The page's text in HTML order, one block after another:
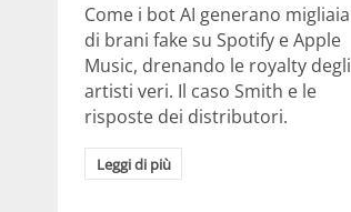
Come i bot AI generano migliaia
di brani fake su Spotify e Apple
Music, drenando le royalty degli
artisti veri. Il caso Smith e le
risposte dei distributori.
Leggi di più